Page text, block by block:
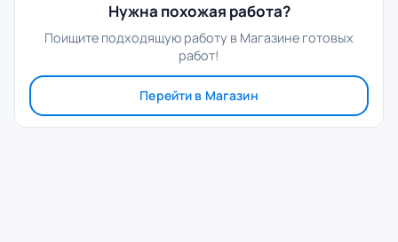
Нужна похожая работа?
Поищите подходящую работу в Магазине готовых
работ!
Перейти в Магазин